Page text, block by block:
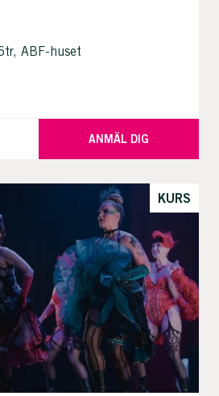
ABF-huset
ANMÄL DIG
KURS